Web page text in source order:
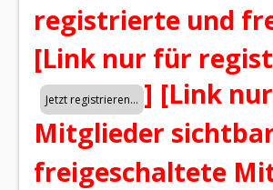
registrierte und
[Link nur für
] [Link
Mitglieder
freigeschaltete